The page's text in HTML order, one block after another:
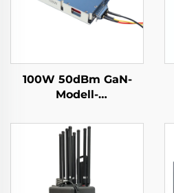
100W 50dBm GaN-
Modell-
für Drohnensysteme
Abwehrmodul für
Drohnen 5,2/5,8G
Ausreichende RF-
Schilde 5,2/5,8G 100W